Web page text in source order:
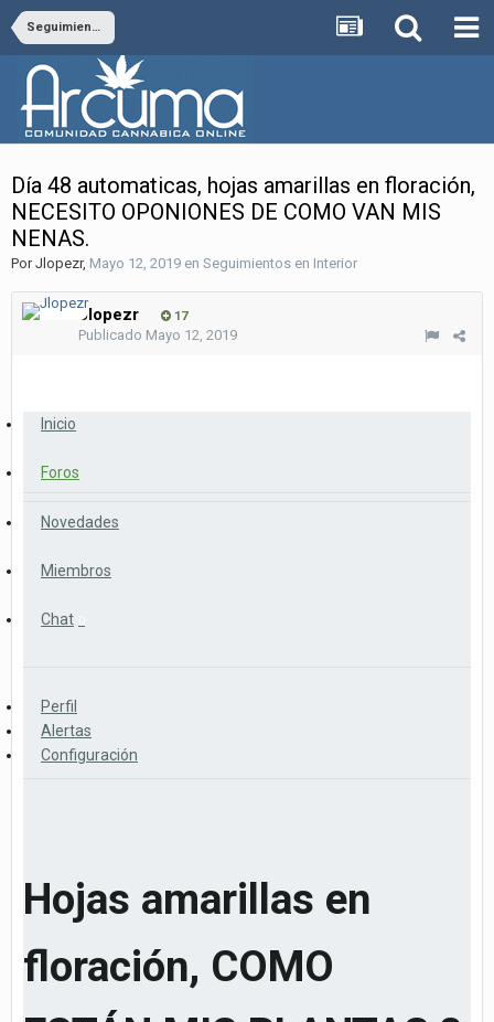
Seguimientos en Interior
Día 48 automaticas, hojas amarillas en floración,
NECESITO OPONIONES DE COMO VAN MIS
NENAS.
PorJlopezr, Mayo 12, 2019 en Seguimientos en Interior
Jlopezr 17
Publicado Mayo 12, 2019
Inicio
Foros
Novedades
Miembros
Chat
Perfil
Alertas
Configuración
Hojas amarillas en
floración, COMO